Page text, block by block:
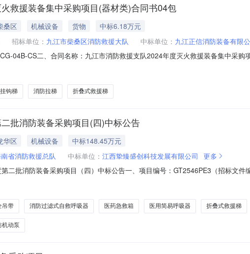
救援装备集中采购项目(器材类)合同书04包
桑区 机械设备 货物
中标6.18万元
招标单位： 九江市柴桑区消防救援大队 中标单位： 九江正信消防装备有限
04B-CS二、合同名称：九江市消防救援支队2024年度灭火救援装备集中采购
桑区锦绣大道6号联系方式：18000724775供应商（乙方）：九江正信消防装备
挂钩梯 消防拉梯 折叠式救援梯
批消防装备采购项目(四)中标公告
华区 机械设备
中标148.45万元
省消防救援总队 中标单位： 江西挚臻盛创科技发展有限公司 更多
二批消防装备采购项目（四）中标公告一、项目编号：GT2546PE3（招标文
（万元）供应商名称：第12包：江西挚臻盛创科技发展有限公司供
吊带 消防过滤式自救呼吸器 医药急救箱 医用简易呼吸器 折叠式救援梯
机动泵